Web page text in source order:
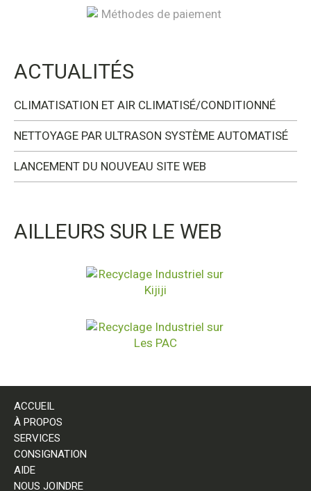
ACTUALITÉS
CLIMATISATION ET AIR CLIMATISÉ/CONDITIONNÉ
NETTOYAGE PAR ULTRASON SYSTÈME AUTOMATISÉ
LANCEMENT DU NOUVEAU SITE WEB
AILLEURS SUR LE WEB
ACCUEIL
À PROPOS
SERVICES
CONSIGNATION
AIDE
NOUS JOINDRE